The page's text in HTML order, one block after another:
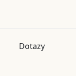
Dotazy